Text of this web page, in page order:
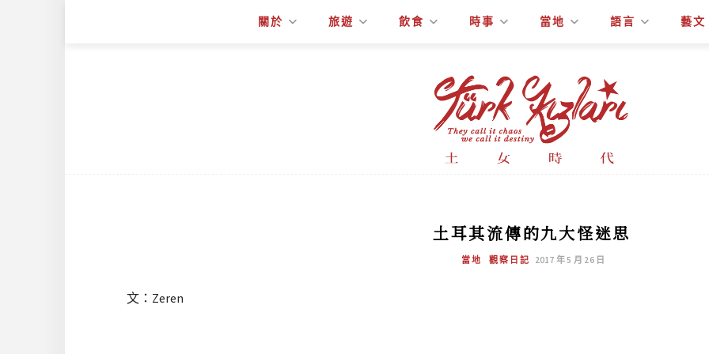
關於 旅遊 飲食 時事 當地 語言 藝文
土耳其流傳的九大怪迷思
當地 觀察日記 2017 年 5 月 26 日
文：Zeren